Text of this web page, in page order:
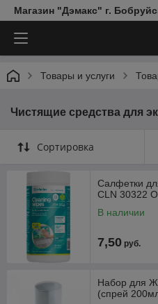
Магазин "Дэмакс" г.
Товары и услуги
Чистящие средства для
Сортировка
Салфетки
CLN 30322
В наличии
7,50 руб.
Набор для
(спрей